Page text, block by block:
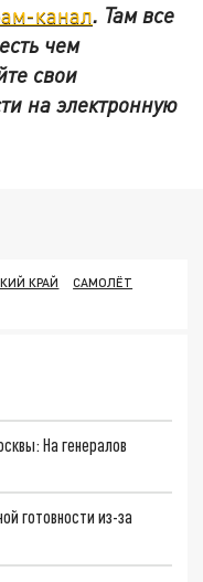
канал. Там все
чем
свои
на электронную
КРАЙ
САМОЛЁТ
На генералов
готовности из-за